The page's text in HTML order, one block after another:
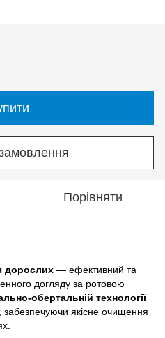
Порівняти
дорослих — ефективний та
догляду за ротовою
обертальній технології
забезпечуючи якісне очищення